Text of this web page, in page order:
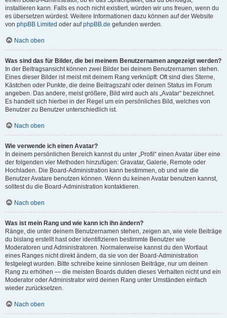
installieren kann. Falls es noch nicht existiert, würden wir uns freuen, wenn du
es übersetzen würdest. Weitere Informationen dazu können auf der Website
von phpBB Limited oder aufphpBB.de gefunden werden.
Nach oben
Was sind das für Bilder, die bei meinem Benutzernamen angezeigt werden?
In der Beitragsansicht können zwei Bilder bei deinem Benutzernamen stehen.
Eines dieser Bilder ist meist mit deinem Rang verknüpft: Oft sind dies Sterne,
Kästchen oder Punkte, die deine Beitragszahl oder deinen Status im Forum
angeben. Das andere, meist größere, Bild wird auch als „Avatar“ bezeichnet.
Es handelt sich hierbei in der Regel um ein persönliches Bild, welches von
Benutzer zu Benutzer unterschiedlich ist.
Nach oben
Wie verwende ich einen Avatar?
In deinem persönlichen Bereich kannst du unter „Profil“ einen Avatar über eine
der folgenden vier Methoden hinzufügen: Gravatar, Galerie, Remote oder
Hochladen. Die Board-Administration kann bestimmen, ob und wie die
Benutzer Avatare benutzen können. Wenn du keinen Avatar benutzen kannst,
solltest du die Board-Administration kontaktieren.
Nach oben
Was ist mein Rang und wie kann ich ihn ändern?
Ränge, die unter deinem Benutzernamen stehen, zeigen an, wie viele Beiträge
du bislang erstellt hast oder identifizieren bestimmte Benutzer wie
Moderatoren und Administratoren. Normalerweise kannst du den Wortlaut
eines Ranges nicht direkt ändern, da sie von der Board-Administration
festgelegt wurden. Bitte schreibe keine sinnlosen Beiträge, nur um deinen
Rang zu erhöhen — die meisten Boards dulden dieses Verhalten nicht und ein
Moderator oder Administrator wird deinen Rang unter Umständen einfach
wieder zurücksetzen.
Nach oben